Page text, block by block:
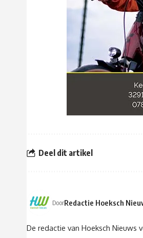
Deel dit artikel
DoorRedactie Hoeksch
De redactie van Hoeksch